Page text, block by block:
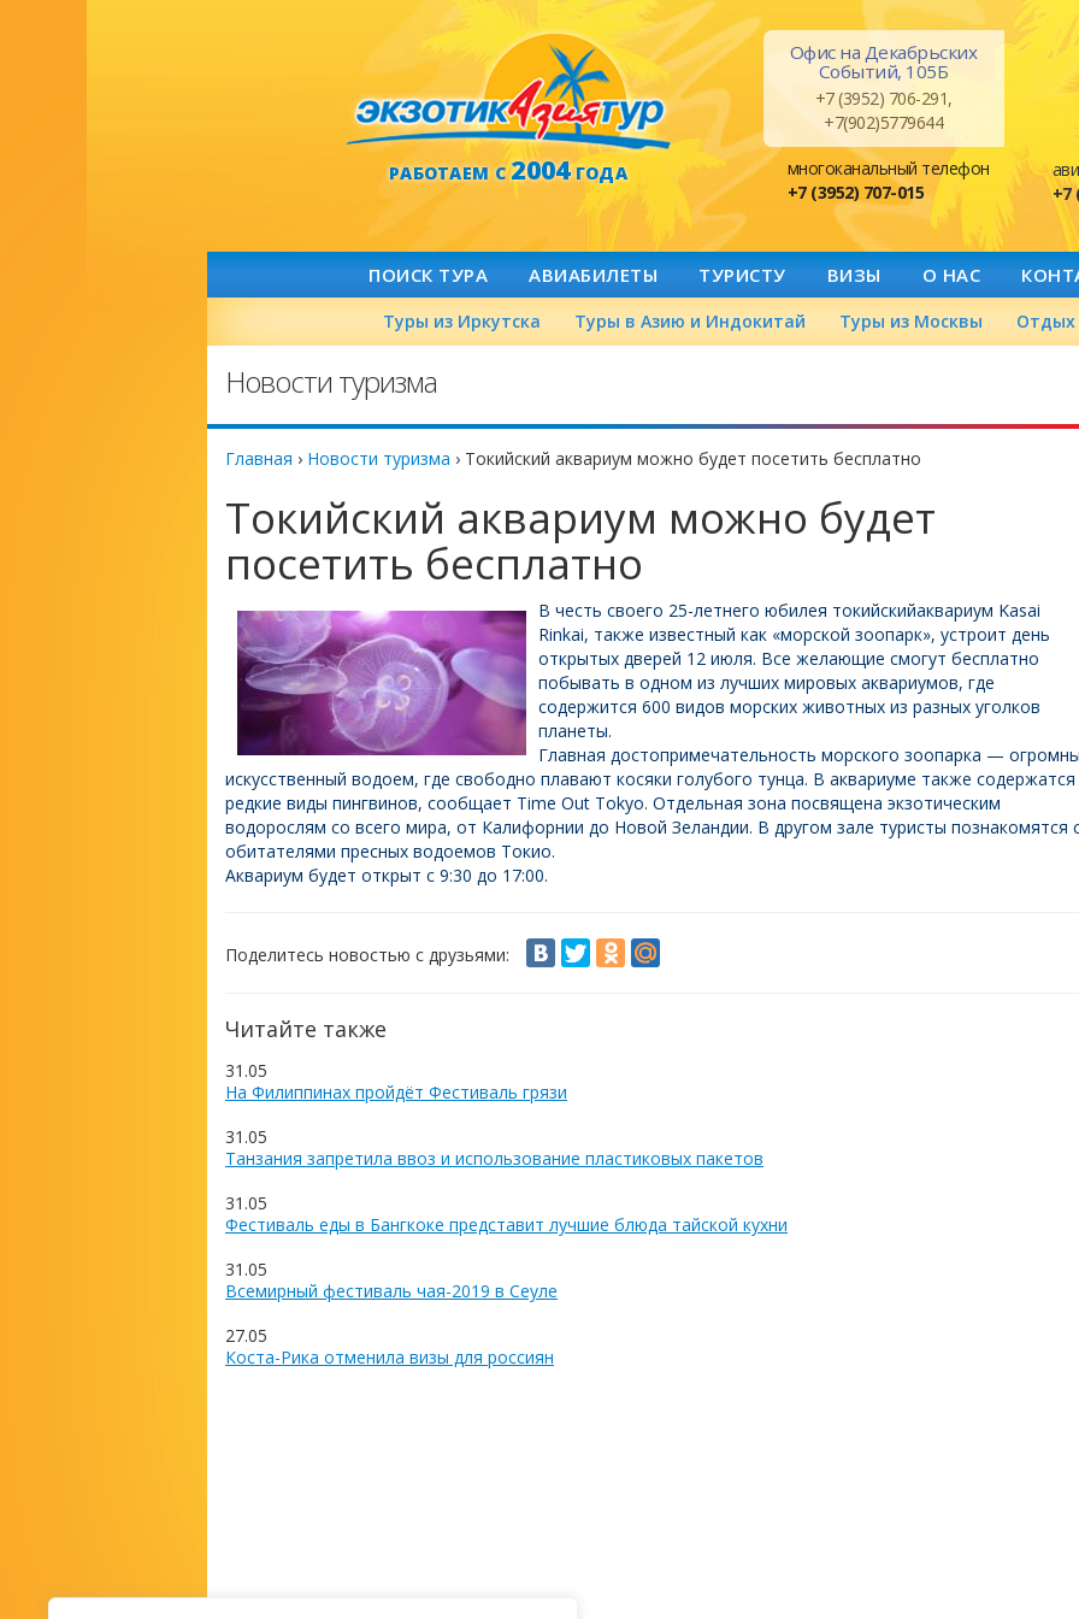
РАБОТАЕМ С2004ГОДА
Офис на Декабрьских
Событий, 105Б
+7 (3952) 706-291,
+7(902)5779644
многоканальный телефон
+7 (3952) 707-015
+7
ПОИСК ТУРА АВИАБИЛЕТЫ ТУРИСТУ ВИЗЫ О НАС
Туры из Иркутска Туры в Азию и Индокитай Туры из Москвы Отдых
Новости туризма
Главная › Новости туризма › Токийский аквариум можно будет посетить бесплатно
Токийский аквариум можно будет
посетить бесплатно
В честь своего 25-летнего юбилея токийскийаквариум Kasai
Rinkai, также известный как «морской зоопарк», устроит день
открытых дверей 12 июля. Все желающие смогут бесплатно
побывать в одном из лучших мировых аквариумов, где
содержится 600 видов морских животных из разных уголков
планеты.
Главная достопримечательность морского зоопарка —
искусственный водоем, где свободно плавают косяки голубого тунца. В аквариуме также содержатся
редкие виды пингвинов, сообщает Time Out Tokyo. Отдельная зона посвящена экзотическим
водорослям со всего мира, от Калифорнии до Новой Зеландии. В другом зале туристы познакомятся
обитателями пресных водоемов Токио.
Аквариум будет открыт с 9:30 до 17:00.
Поделитесь новостью с друзьями:
Читайте также
31.05
На Филиппинах пройдёт Фестиваль грязи
31.05
Танзания запретила ввоз и использование пластиковых пакетов
31.05
Фестиваль еды в Бангкоке представит лучшие блюда тайской кухни
31.05
Всемирный фестиваль чая-2019 в Сеуле
27.05
Коста-Рика отменила визы для россиян